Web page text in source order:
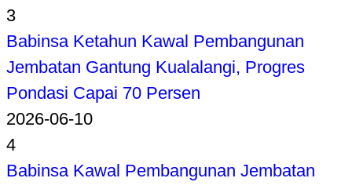
3
Babinsa Ketahun Kawal Pembangunan
Jembatan Gantung Kualalangi, Progres
Pondasi Capai 70 Persen
2026-06-10
4
Babinsa Kawal Pembangunan Jembatan